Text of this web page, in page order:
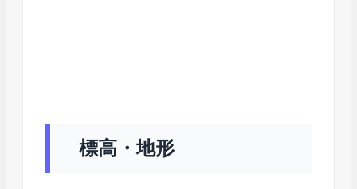
標高・地形